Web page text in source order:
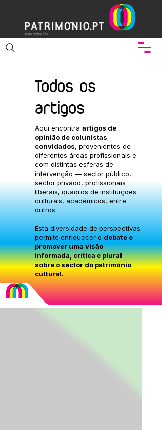
Todos os
artigos
Aqui encontra artigos de
opinião de colunistas
convidados, provenientes de
diferentes áreas profissionais e
com distintas esferas de
intervenção — sector público,
sector privado, profissionais
liberais, quadros de instituições
culturais, académicos, entre
outros.
Esta diversidade de perspectivas
permite enriquecer o debate e
promover uma visão
informada, crítica e plural
sobre o sector do património
cultural.